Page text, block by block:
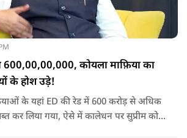
600,00,00,000, कोयला माफ़िया का
के होश उड़े!
के यहां ED की रेड में 600 करोड़ से अधिक
कर लिया गया, ऐसे में कालेधन पर सुप्रीम कोर्ट